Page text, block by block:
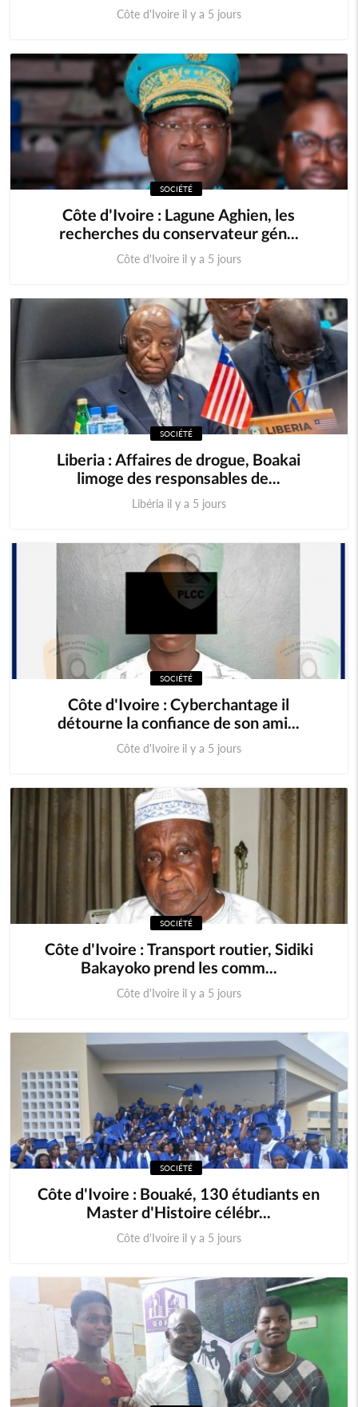
Côte d'Ivoire il y a 5 jours
SOCIÉTÉ
Côte d'Ivoire : Lagune Aghien, les
recherches du conservateur gén...
Côte d'Ivoire il y a 5 jours
SOCIÉTÉ
Liberia : Affaires de drogue, Boakai
limoge des responsables de...
Libéria il y a 5 jours
SOCIÉTÉ
Côte d'Ivoire : Cyberchantage il
détourne la confiance de son ami...
Côte d'Ivoire il y a 5 jours
SOCIÉTÉ
Côte d'Ivoire : Transport routier, Sidiki
Bakayoko prend les comm...
Côte d'Ivoire il y a 5 jours
SOCIÉTÉ
Côte d'Ivoire : Bouaké, 130 étudiants en
Master d'Histoire célébr...
Côte d'Ivoire il y a 5 jours